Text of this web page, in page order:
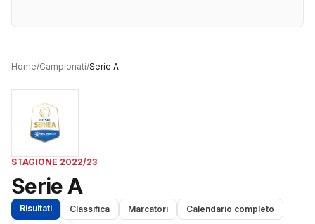
Home/Campionati/Serie A
STAGIONE 2022/23
Serie A
Risultati Classifica Marcatori
Calendario completo